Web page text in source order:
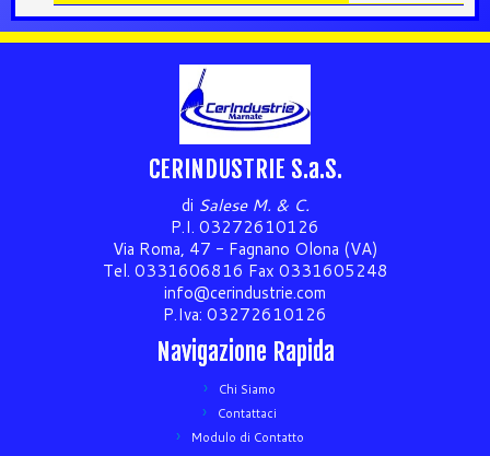
CERINDUSTRIE S.a.S.
di Salese M. & C.
P.I. 03272610126
Via Roma, 47 - Fagnano Olona (VA)
Tel. 0331606816 Fax 0331605248
info@cerindustrie.com
P.Iva: 03272610126
Navigazione Rapida
Chi Siamo
Contattaci
Modulo di Contatto